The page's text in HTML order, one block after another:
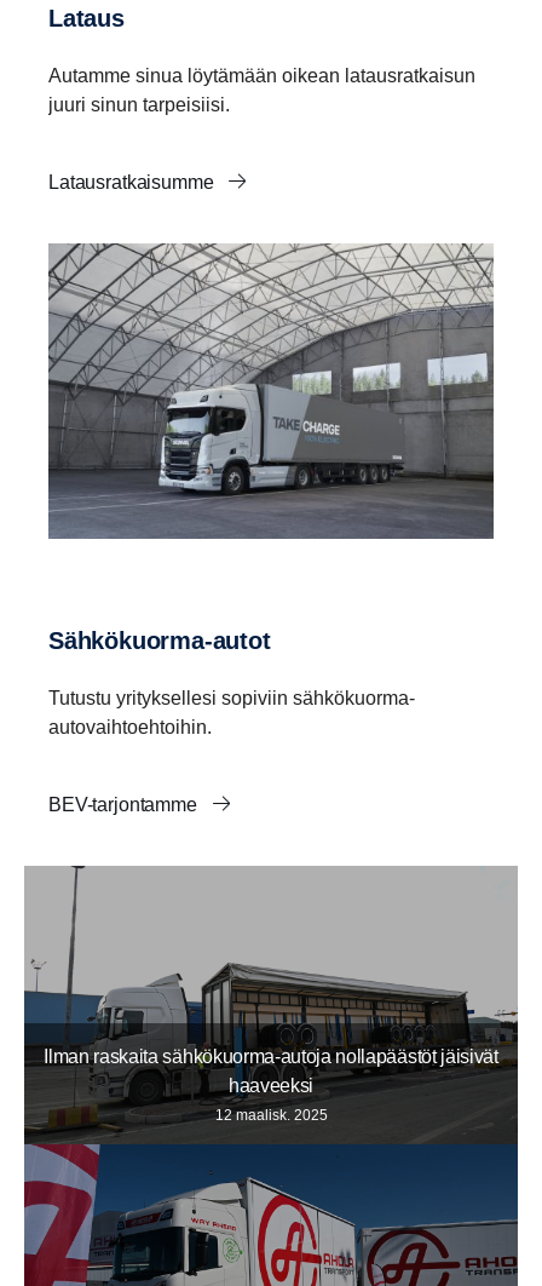
Lataus
Autamme sinua löytämään oikean latausratkaisun
juuri sinun tarpeisiisi.
Latausratkaisumme
Sähkökuorma-​autot
Tutustu yrityksellesi sopiviin sähkökuorma-
autovaihtoehtoihin.
BEV-tarjontamme
Ilman raskaita sähkökuorma-autoja nollapäästöt jäisivät
haaveeksi
12 maalisk. 2025